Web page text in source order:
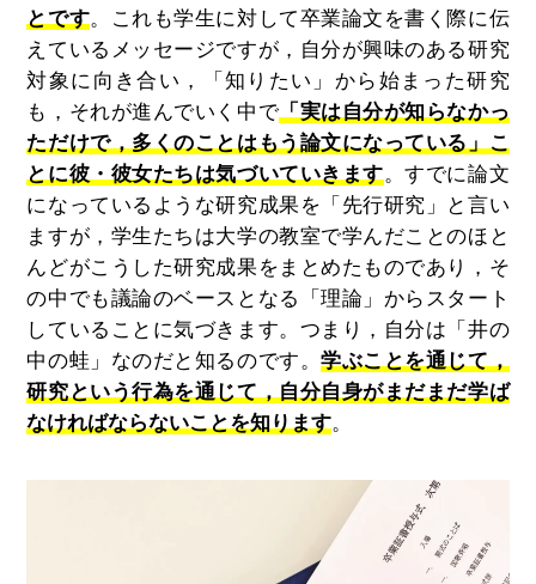
とです。これも学生に対して卒業論文を書く際に伝
えているメッセージですが，自分が興味のある研究
対象に向き合い，「知りたい」から始まった研究
も，それが進んでいく中で「実は自分が知らなかっ
ただけで，多くのことはもう論文になっている」こ
とに彼・彼女たちは気づいていきます。すでに論文
になっているような研究成果を「先行研究」と言い
ますが，学生たちは大学の教室で学んだことのほと
んどがこうした研究成果をまとめたものであり，そ
の中でも議論のベースとなる「理論」からスタート
していることに気づきます。つまり，自分は「井の
中の蛙」なのだと知るのです。学ぶことを通じて，
研究という行為を通じて，自分自身がまだまだ学ば
なければならないことを知ります。